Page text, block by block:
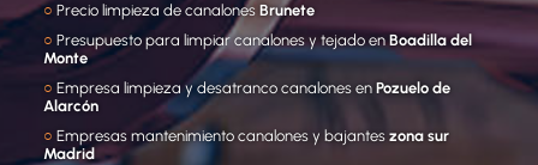
○ Precio limpieza de canalones Brunete
○ Presupuesto para limpiar canalones y tejado en Boadilla del
Monte
○ Empresa limpieza y desatranco canalones en Pozuelo de
Alarcón
○ Empresas mantenimiento canalones y bajantes zona sur
Madrid